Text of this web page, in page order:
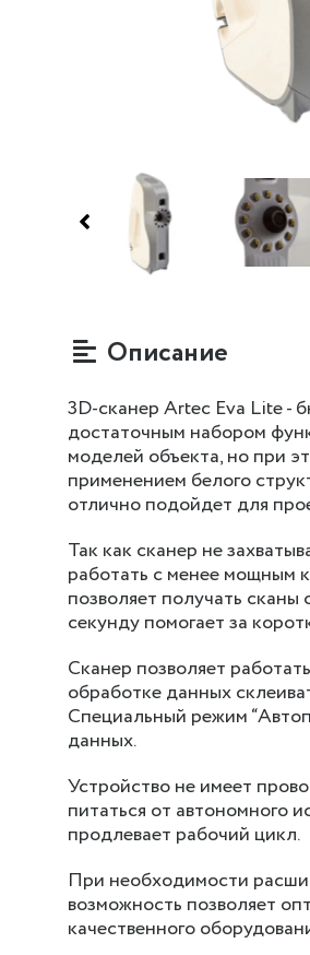
Описание
3D-сканер Artec Eva Lite -
достаточным набором
моделей объекта, но при
применением белого
отлично подойдет для
Так как сканер не
работать с менее мощным
позволяет получать
секунду помогает за
Сканер позволяет
обработке данных
Специальный режим
данных.
Устройство не имеет
питаться от автономного
продлевает рабочий цикл.
При необходимости
возможность позволяет
качественного